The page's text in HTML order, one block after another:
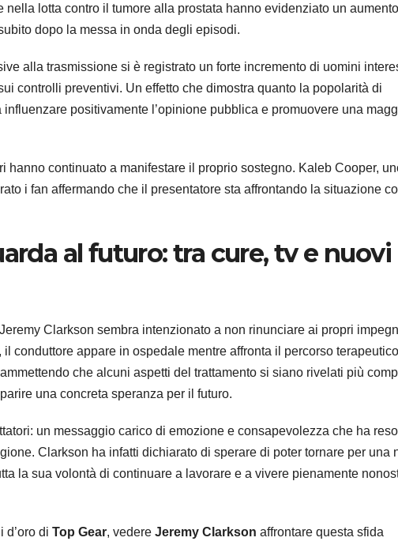
lotta contro il tumore alla prostata hanno evidenziato un aumento
dopo la messa in onda degli episodi.
alla trasmissione si è registrato un forte incremento di uomini
controlli preventivi. Un effetto che dimostra quanto la popolarità di
positivamente l’opinione pubblica e promuovere una
hanno continuato a manifestare il proprio sostegno. Kaleb Cooper,
i fan affermando che il presentatore sta affrontando la situazione
al futuro: tra cure, tv e nuovi
Clarkson sembra intenzionato a non rinunciare ai propri
conduttore appare in ospedale mentre affronta il percorso terapeutico
che alcuni aspetti del trattamento si siano rivelati più
una concreta speranza per il futuro.
un messaggio carico di emozione e consapevolezza che ha reso
Clarkson ha infatti dichiarato di sperare di poter tornare per una
la sua volontà di continuare a lavorare e a vivere pienamente
d’oro di Top Gear, vedere Jeremy Clarkson affrontare questa sfida